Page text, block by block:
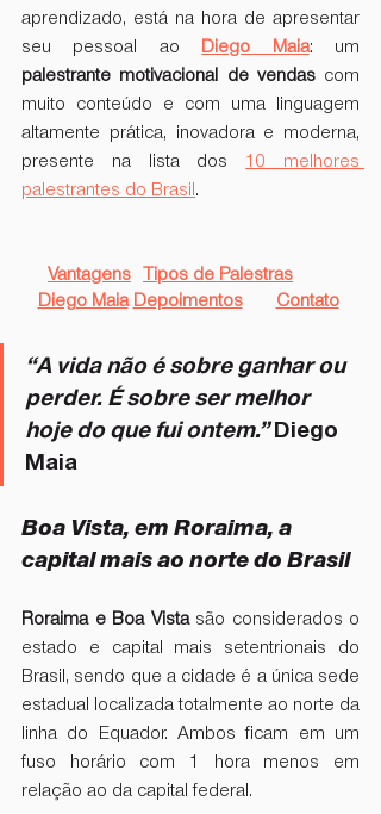
aprendizado, está na hora de apresentar
seu pessoal ao Diego Maia
palestrante motivacional de vendas com
muito conteúdo e com uma linguagem
altamente prática, inovadora e moderna,
presente na lista dos 10 melhores
palestrantes do Brasil.
Vantagens
Tipos de Palestras
Diego Maia Depoimentos Contato
“⁠A vida não é sobre ganhar ou
perder. É sobre ser melhor
hoje do que fui ontem.” Diego
Maia
Boa Vista, em Roraima, a
capital mais ao norte do Brasil
Roraima e Boa Vista são considerados o
estado e capital mais setentrionais do
Brasil, sendo que a cidade é a única sede
estadual localizada totalmente ao norte da
linha do Equador. Ambos ficam em um
fuso horário com 1 hora menos em
relação ao da capital federal.